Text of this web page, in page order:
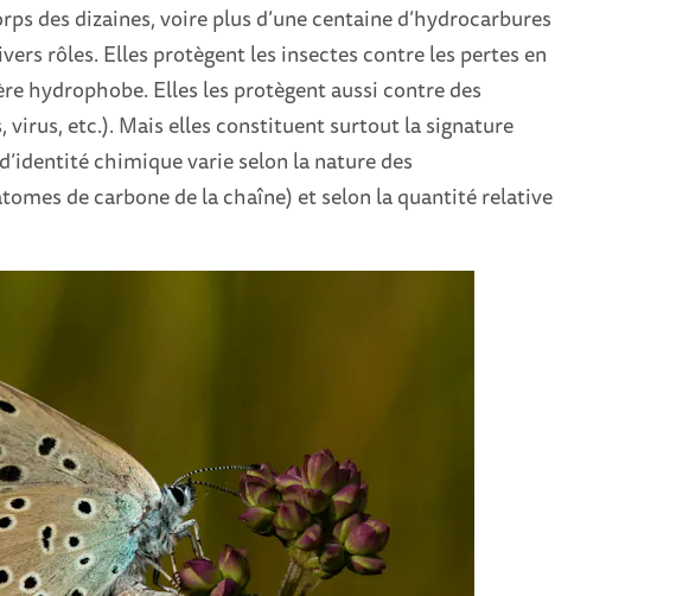
des dizaines, voire plus d’une centaine d’hydrocarbures
rôles. Elles protègent les insectes contre les pertes en
hydrophobe. Elles les protègent aussi contre des
virus, etc.). Mais elles constituent surtout la signature
chimique varie selon la nature des
de carbone de la chaîne) et selon la quantité relative